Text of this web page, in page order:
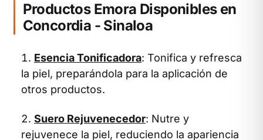
Productos Emora Disponibles en
Concordia - Sinaloa
Esencia Tonificadora: Tonifica y refresca
la piel, preparándola para la aplicación de
otros productos.
Suero Rejuvenecedor: Nutre y
rejuvenece la piel, reduciendo la apariencia